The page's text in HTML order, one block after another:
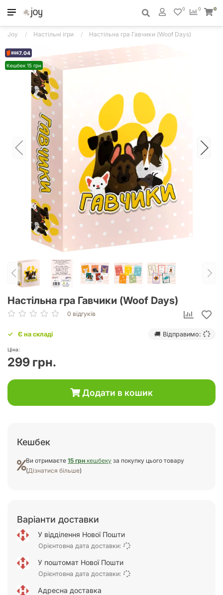
0
0 0
Joy Настільні ігри Настільна гра Гавчики (Woof Days)
7.04
Кешбек 15 грн
Настільна гра Гавчики (Woof Days)
0 відгуків
Є на складі 🚚 Відправимо:
Ціна:
299 грн.
Додати в кошик
Кешбек
Ви отримаєте 15 грн кешбеку за покупку цього товару
(Дізнатися більше)
Варіанти доставки
У відділення Нової Пошти
Орієнтовна дата доставки:
У поштомат Нової Пошти
Орієнтовна дата доставки:
Адресна доставка